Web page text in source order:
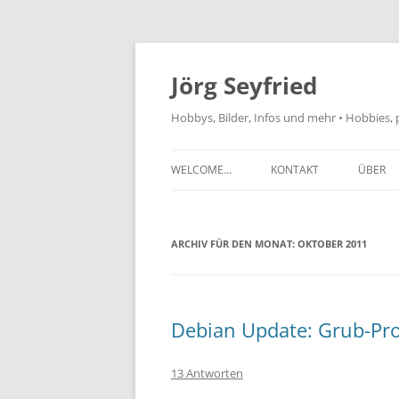
Jörg Seyfried
Hobbys, Bilder, Infos und mehr •
WELCOME… KONTAKT ÜBER
ARCHIV FÜR DEN MONAT: OKTOBER 2011
Debian Update: Grub-
13 Antworten